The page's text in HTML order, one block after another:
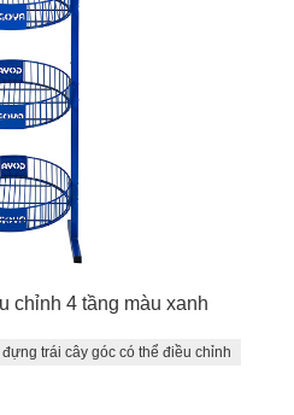
chỉnh 4 tầng màu xanh
trái cây góc có thể điều chỉnh